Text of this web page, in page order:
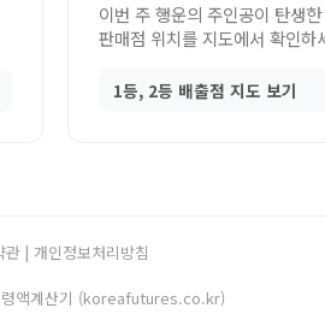
이번 주 행운의 주인공이 탄생한
판매점 위치를 지도에서 확인하
1등, 2등 배출점 지도 보기
관| 개인정보처리방침
액계산기 (koreafutures.co.kr)